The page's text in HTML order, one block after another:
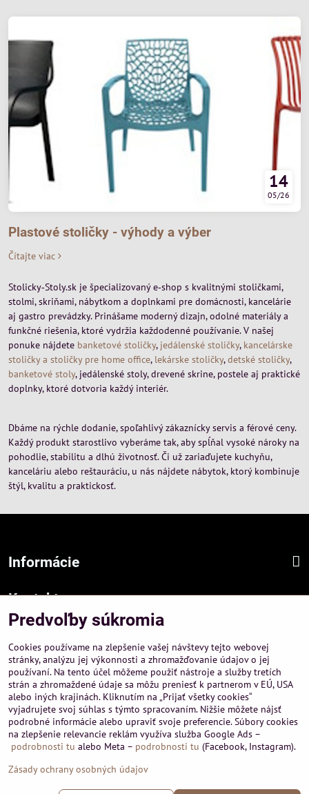
14
05/26
Plastové stoličky - výhody a výber
Čítajte viac
Stolicky‑Stoly.sk je špecializovaný e‑shop s kvalitnými stoličkami,
stolmi, skriňami, nábytkom a doplnkami pre domácnosti, kancelárie
aj gastro prevádzky. Prinášame moderný dizajn, odolné materiály a
funkčné riešenia, ktoré vydržia každodenné používanie. V našej
ponuke nájdete banketové stoličky, jedálenské stoličky, kancelárske
stoličky a stoličky pre home office, lekárske stoličky,detské stoličky,
banketové stoly, jedálenské stoly, drevené skrine, postele aj praktické
doplnky, ktoré dotvoria každý interiér.
Dbáme na rýchle dodanie, spoľahlivý zákaznícky servis a férové ceny.
Každý produkt starostlivo vyberáme tak, aby spĺňal vysoké nároky na
pohodlie, stabilitu a dlhú životnosť. Či už zariaďujete kuchyňu,
kanceláriu alebo reštauráciu, u nás nájdete nábytok, ktorý kombinuje
štýl, kvalitu a praktickosť.
Informácie
Kontakt
Sídlo firmy :
Hurbanová 3807/21, 03601 Martin
Prevádzka a obchodné informácie :
A-PEMA, s.r.o.
Severná 14, 03601 Martin
+421 911 532545
+421 903 807209
©2026Copyright
Predvoľby súkromia
Cookies používame na zlepšenie vašej návštevy tejto webovej
stránky, analýzu jej výkonnosti a zhromažďovanie údajov o jej
používaní. Na tento účel môžeme použiť nástroje a služby tretích
strán a zhromaždené údaje sa môžu preniesť k partnerom v EÚ, USA
alebo iných krajinách. Kliknutím na „Prijať všetky cookies“
vyjadrujete svoj súhlas s týmto spracovaním. Nižšie môžete nájsť
podrobné informácie alebo upraviť svoje preferencie. Súbory cookies
na zlepšenie relevancie reklám využíva služba Google Ads –
podrobnosti tu alebo Meta – podrobnosti tu (Facebook, Instagram).
Zásady ochrany osobných údajov